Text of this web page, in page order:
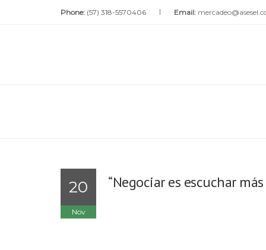
Phone: (57) 318-5570406 Email:
20
Nov
“Negociar es escuchar